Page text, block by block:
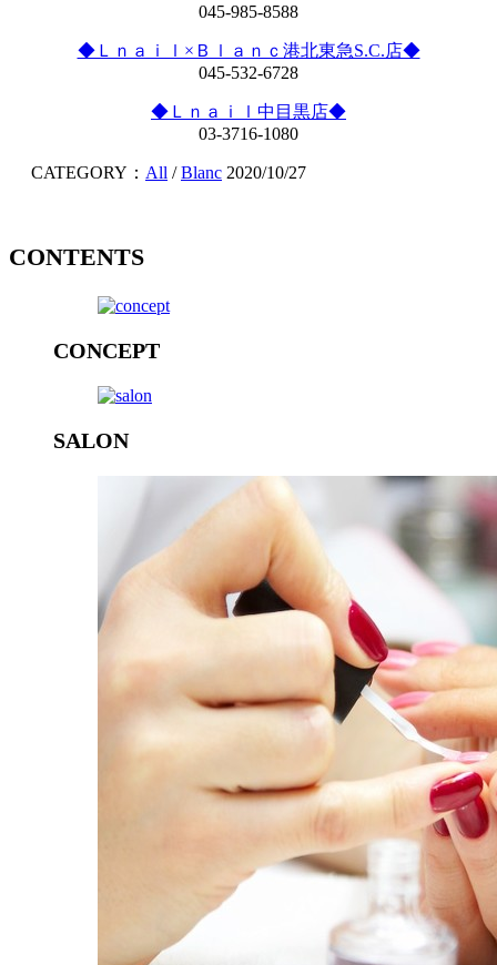
045-985-8588
◆Ｌｎａｉｌ×Ｂｌａｎｃ港北東急S.C.店◆
045-532-6728
◆Ｌｎａｉｌ中目黒店◆
03-3716-1080
CATEGORY： All /Blanc 2020/10/27
CONTENTS
CONCEPT
SALON